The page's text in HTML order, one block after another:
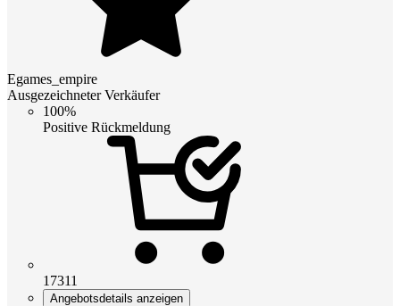
Egames_empire
Ausgezeichneter Verkäufer
100%
Positive Rückmeldung
17311
Angebotsdetails anzeigen